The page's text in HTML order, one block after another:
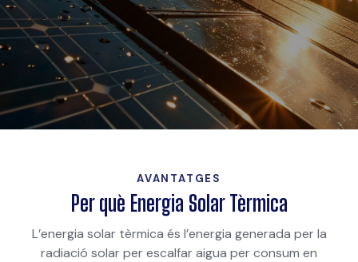
AVANTATGES
Per què Energia Solar Tèrmica
L’energia solar tèrmica és l’energia generada per la
radiació solar per escalfar aigua per consum en